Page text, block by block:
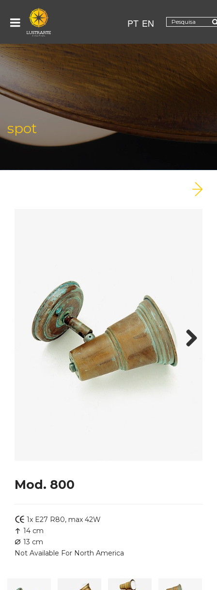
PT EN
spot
Mod. 800
1x E27 R80, max 42W
14 cm
13 cm
Not Available For North America